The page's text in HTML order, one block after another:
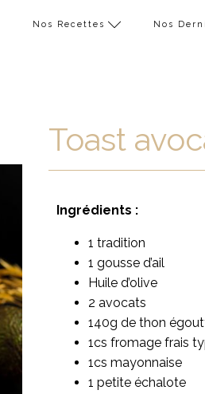
Nos Recettes Nos
Toast
Ingrédients :
1 tradition
1 gousse d’ail
Huile d’olive
2 avocats
140g de thon
1cs fromage frais
1cs mayonnaise
1 petite échalote